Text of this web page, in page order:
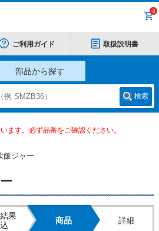
0
ご利用ガイド 取扱説明書
部品から探す
検索
ます。必ず品番をご確認ください。
飯ジャー
果
商品 詳細